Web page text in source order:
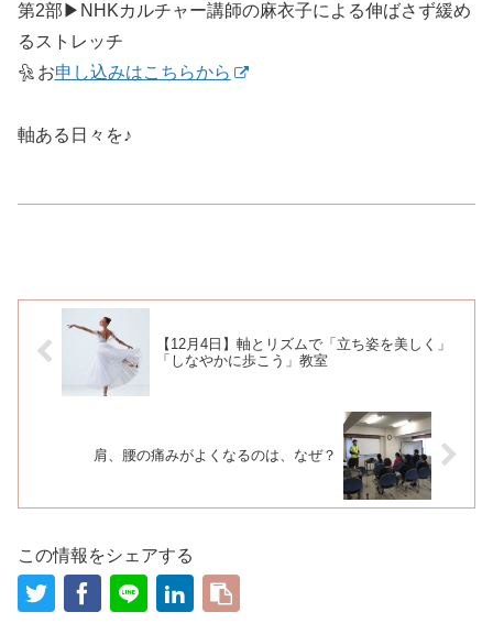
第2部▶︎NHKカルチャー講師の麻衣子による伸ばさず緩め
るストレッチ
お申し込みはこちらから
軸ある日々を♪
【12月4日】軸とリズムで「立ち姿を美しく」
「しなやかに歩こう」教室
肩、腰の痛みがよくなるのは、なぜ？
この情報をシェアする